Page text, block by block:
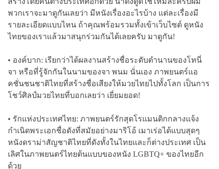
พวกเราจะมาดูกันเลยว่า มีหนังเรื่องอะไรบ้าง แต่ละเรื่องมี
รายละเอียดแบบไหน ถ้าคุณพร้อมรวมทั้งเข้าเว็บไซต์ ดูหนัง
ไทยของเราแล้วมาสนุกร่วมกันได้เลยครับ มาดูกัน!
• องค์บาก: เรียกว่าได้ผลงานสร้างชื่อระดับตำนานของโทนี่
จา หรือที่รู้จักกันในนามของจา พนม นั่นเอง ภาพยนตร์แอ
คชั่นชนชาติไทยที่สร้างชื่อเสียงให้มวยไทยไปทั้งโลก เป็นการ
โชว์ศิลป์มวยไทยที่บอกเลยว่า เยี่ยมยอด!
• รักแห่งประเทศไทย: ภาพยนตร์รักสุดโรแมนติกกลางแจ้ง
กำเนิดพระเอกชื่อดังที่สมัยอย่างมาริโอ้ เมาเร่อได้แบบสุดๆ
หนังดราม่าสัญชาติไทยที่ดังทั้งในไทยและก็ต่างประเทศ เป็น
เลิศในภาพยนตร์ไทยต้นแบบของหนัง LGBTQ+ ของไทยอีก
ด้วย